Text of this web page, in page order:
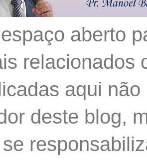
aberto
relacionados
aqui
deste blog,